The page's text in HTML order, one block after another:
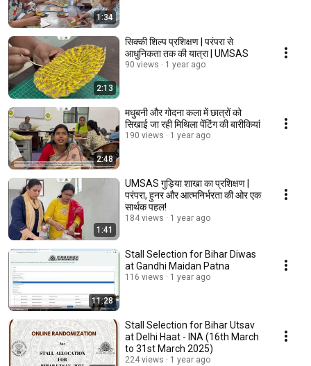
1:34
2:13
सिक्की शिल्प प्रशिक्षण | परंपरा से
आधुनिकता तक की यात्रा | UMSAS
90 views 1 year ago
2:48
मधुबनी और गोदना कला में छात्रों को
सिखाई जा रही मिथिला पेंटिंग की बारीकियां
190 views 1 year ago
1:41
UMSAS गुड़िया शाखा का प्रशिक्षण |
परंपरा, हुनर और आत्मनिर्भरता की ओर एक
सार्थक पहल!
184 views 1 year ago
11:28
Stall Selection for Bihar Diwas
at Gandhi Maidan Patna
116 views 1 year ago
Stall Selection for Bihar Utsav
at Delhi Haat - INA (16th March
to 31st March 2025)
224 views 1 year ago